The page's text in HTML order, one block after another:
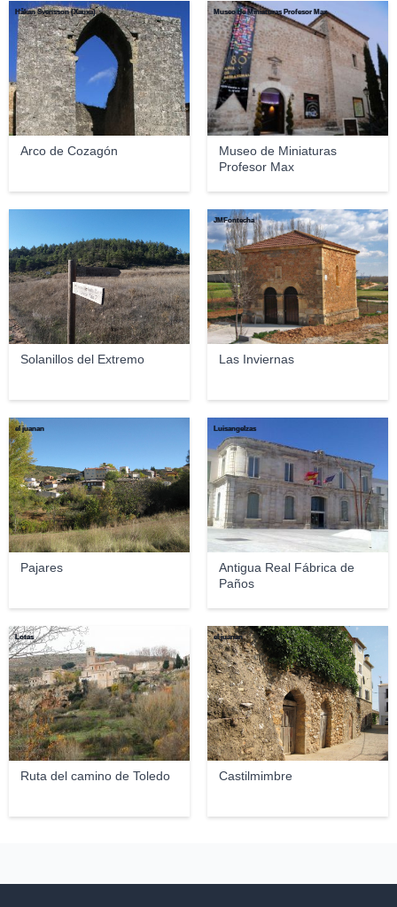
Arco de Cozagón
Håkan Svensson (Xauxa)
Museo de Miniaturas
Profesor Max
Museo de Miniaturas Profesor Max
Solanillos del Extremo Las Inviernas
JMFontecha
Pajares
el juanan
Antigua Real Fábrica de
Paños
Luisangelzas
Ruta del camino de Toledo
Lotas
Castilmimbre
el juanan